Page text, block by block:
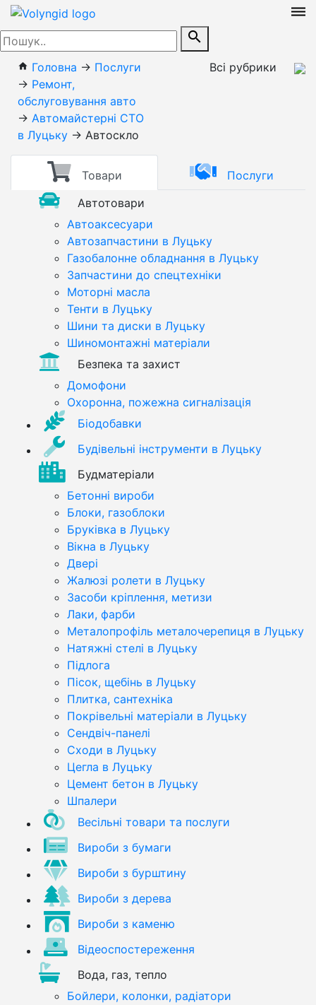
dehaze
search
home Головна → Послуги
→ Ремонт,
обслуговування авто
→ Автомайстерні СТО
в Луцьку → Автоскло
Всі рубрики
Товари
Послуги
Автотовари
Автоаксесуари
Автозапчастини в Луцьку
Газобалонне обладнання в Луцьку
Запчастини до спецтехніки
Моторні масла
Тенти в Луцьку
Шини та диски в Луцьку
Шиномонтажні матеріали
Безпека та захист
Домофони
Охоронна, пожежна сигналізація
Біодобавки
Будівельні інструменти в Луцьку
Будматеріали
Бетонні вироби
Блоки, газоблоки
Бруківка в Луцьку
Вікна в Луцьку
Двері
Жалюзі ролети в Луцьку
Засоби кріплення, метизи
Лаки, фарби
Металопрофіль металочерепиця в Луцьку
Натяжні стелі в Луцьку
Підлога
Пісок, щебінь в Луцьку
Плитка, сантехніка
Покрівельні матеріали в Луцьку
Сендвіч-панелі
Сходи в Луцьку
Цегла в Луцьку
Цемент бетон в Луцьку
Шпалери
Весільні товари та послуги
Вироби з бумаги
Вироби з бурштину
Вироби з дерева
Вироби з каменю
Відеоспостереження
Вода, газ, тепло
Бойлери, колонки, радіатори